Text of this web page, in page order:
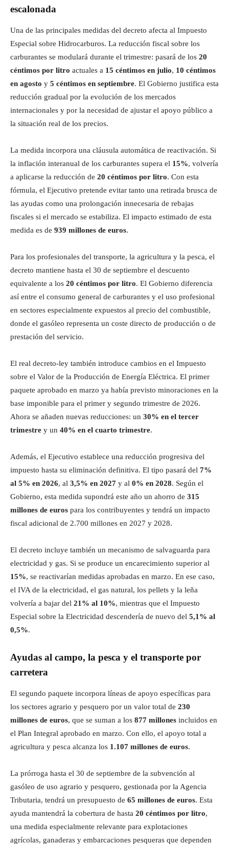
escalonada
Una de las principales medidas del decreto afecta al Impuesto
Especial sobre Hidrocarburos. La reducción fiscal sobre los
carburantes se modulará durante el trimestre: pasará de los 20
céntimos por litro actuales a 15 céntimos en julio, 10 céntimos
en agosto y 5 céntimos en septiembre. El Gobierno justifica esta
reducción gradual por la evolución de los mercados
internacionales y por la necesidad de ajustar el apoyo público a
la situación real de los precios.
La medida incorpora una cláusula automática de reactivación. Si
la inflación interanual de los carburantes supera el 15%, volvería
a aplicarse la reducción de 20 céntimos por litro. Con esta
fórmula, el Ejecutivo pretende evitar tanto una retirada brusca de
las ayudas como una prolongación innecesaria de rebajas
fiscales si el mercado se estabiliza. El impacto estimado de esta
medida es de 939 millones de euros.
Para los profesionales del transporte, la agricultura y la pesca, el
decreto mantiene hasta el 30 de septiembre el descuento
equivalente a los 20 céntimos por litro. El Gobierno diferencia
así entre el consumo general de carburantes y el uso profesional
en sectores especialmente expuestos al precio del combustible,
donde el gasóleo representa un coste directo de producción o de
prestación del servicio.
El real decreto-ley también introduce cambios en el Impuesto
sobre el Valor de la Producción de Energía Eléctrica. El primer
paquete aprobado en marzo ya había previsto minoraciones en la
base imponible para el primer y segundo trimestre de 2026.
Ahora se añaden nuevas reducciones: un 30% en el tercer
trimestre y un 40% en el cuarto trimestre.
Además, el Ejecutivo establece una reducción progresiva del
impuesto hasta su eliminación definitiva. El tipo pasará del 7%
al 5% en 2026, al 3,5% en 2027 y al 0% en 2028. Según el
Gobierno, esta medida supondrá este año un ahorro de 315
millones de euros para los contribuyentes y tendrá un impacto
fiscal adicional de 2.700 millones en 2027 y 2028.
El decreto incluye también un mecanismo de salvaguarda para
electricidad y gas. Si se produce un encarecimiento superior al
15%, se reactivarían medidas aprobadas en marzo. En ese caso,
el IVA de la electricidad, el gas natural, los pellets y la leña
volvería a bajar del 21% al 10%, mientras que el Impuesto
Especial sobre la Electricidad descendería de nuevo del 5,1% al
0,5%.
Ayudas al campo, la pesca y el transporte por
carretera
El segundo paquete incorpora líneas de apoyo específicas para
los sectores agrario y pesquero por un valor total de 230
millones de euros, que se suman a los 877 millones incluidos en
el Plan Integral aprobado en marzo. Con ello, el apoyo total a
agricultura y pesca alcanza los 1.107 millones de euros.
La prórroga hasta el 30 de septiembre de la subvención al
gasóleo de uso agrario y pesquero, gestionada por la Agencia
Tributaria, tendrá un presupuesto de 65 millones de euros. Esta
ayuda mantendrá la cobertura de hasta 20 céntimos por litro,
una medida especialmente relevante para explotaciones
agrícolas, ganaderas y embarcaciones pesqueras que dependen